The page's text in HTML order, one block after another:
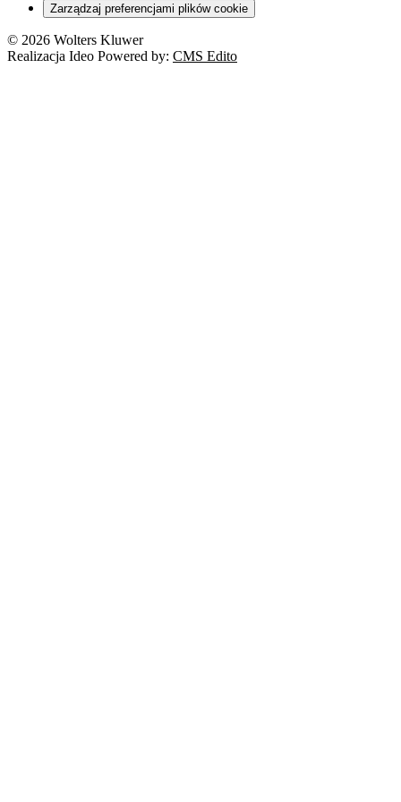
Franczyza
Prawo autorskie
Zarządzaj preferencjami plików cookie
© 2026 Wolters Kluwer
Realizacja Ideo Powered by: CMS Edito